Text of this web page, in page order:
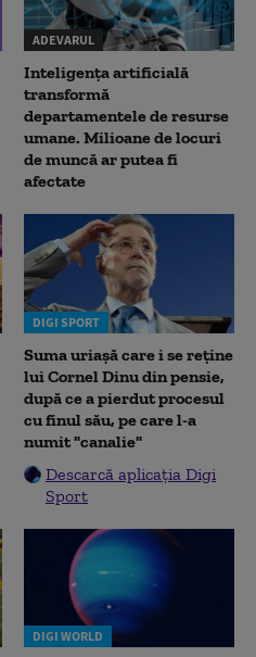
ADEVARUL
Inteligența artificială
transformă
departamentele de resurse
umane. Milioane de locuri
de muncă ar putea fi
afectate
DIGI SPORT
Suma uriașă care i se reține
lui Cornel Dinu din pensie,
după ce a pierdut procesul
cu finul său, pe care l-a
numit "canalie"
Descarcă aplicația Digi
Sport
DIGI WORLD